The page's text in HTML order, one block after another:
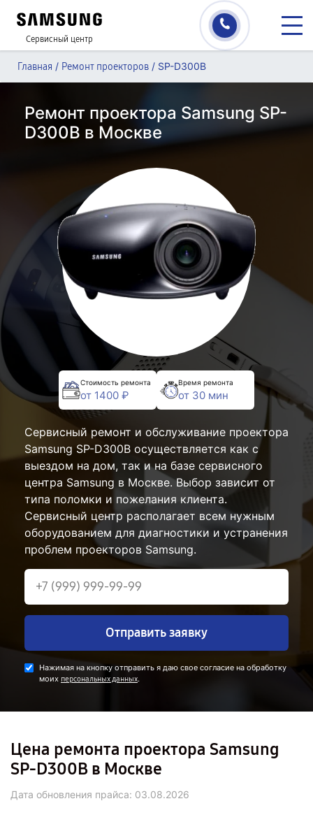
Сервисный центр
Главная / Ремонт проекторов / SP-D300B
Ремонт проектора Samsung SP-
D300B в Москве
Стоимость ремонта
от 1400 ₽
Время ремонта
от 30 мин
Сервисный ремонт и обслуживание проектора
Samsung SP-D300B осуществляется как с
выездом на дом, так и на базе сервисного
центра Samsung в Москве. Выбор зависит от
типа поломки и пожелания клиента.
Сервисный центр располагает всем нужным
оборудованием для диагностики и устранения
проблем проекторов Samsung.
Отправить заявку
Нажимая на кнопку отправить я даю свое согласие на обработку
моих персональных данных.
Цена ремонта проектора Samsung
SP-D300B в Москве
Дата обновления прайса: 03.08.2026